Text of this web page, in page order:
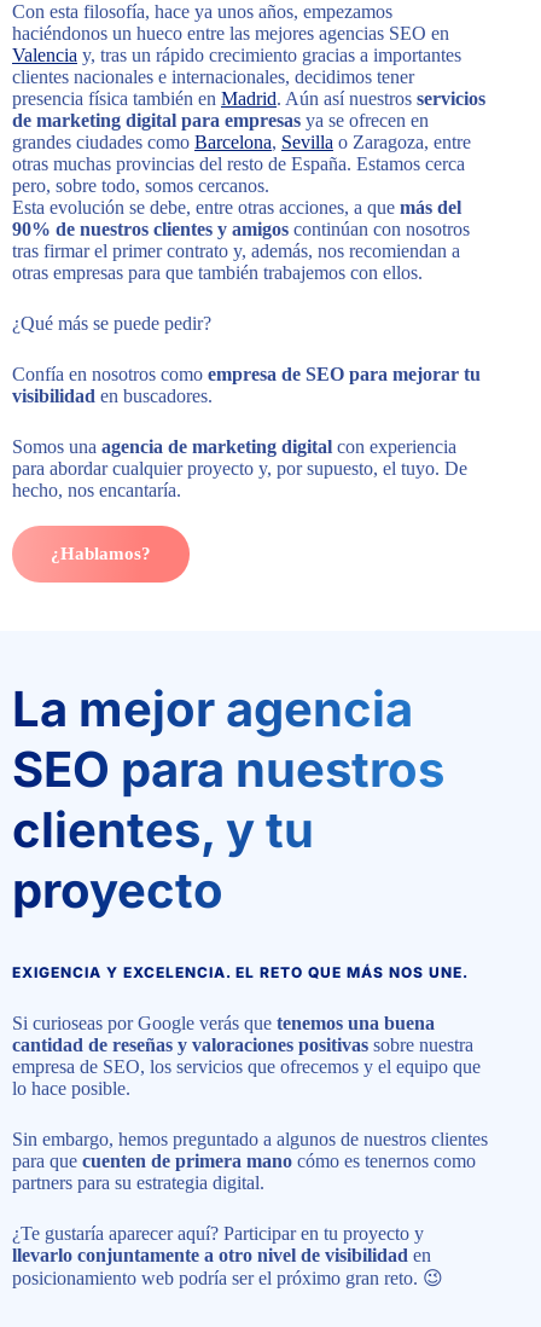
Con esta filosofía, hace ya unos años, empezamos
haciéndonos un hueco entre las mejores agencias SEO en
Valencia y, tras un rápido crecimiento gracias a importantes
clientes nacionales e internacionales, decidimos tener
presencia física también en Madrid. Aún así nuestros servicios
de marketing digital para empresas ya se ofrecen en
grandes ciudades como Barcelona, Sevilla o Zaragoza, entre
otras muchas provincias del resto de España. Estamos cerca
pero, sobre todo, somos cercanos.
Esta evolución se debe, entre otras acciones, a que más del
90% de nuestros clientes y amigos continúan con nosotros
tras firmar el primer contrato y, además, nos recomiendan a
otras empresas para que también trabajemos con ellos.
¿Qué más se puede pedir?
Confía en nosotros como empresa de SEO para mejorar tu
visibilidad en buscadores.
Somos una agencia de marketing digital con experiencia
para abordar cualquier proyecto y, por supuesto, el tuyo. De
hecho, nos encantaría.
¿Hablamos?
La mejor agencia
SEO para nuestros
clientes, y tu
proyecto
EXIGENCIA Y EXCELENCIA. EL RETO QUE MÁS NOS UNE.
Si curioseas por Google verás que tenemos una buena
cantidad de reseñas y valoraciones positivas sobre nuestra
empresa de SEO, los servicios que ofrecemos y el equipo que
lo hace posible.
Sin embargo, hemos preguntado a algunos de nuestros clientes
para que cuenten de primera mano cómo es tenernos como
partners para su estrategia digital.
¿Te gustaría aparecer aquí? Participar en tu proyecto y
llevarlo conjuntamente a otro nivel de visibilidad en
posicionamiento web podría ser el próximo gran reto. 😉